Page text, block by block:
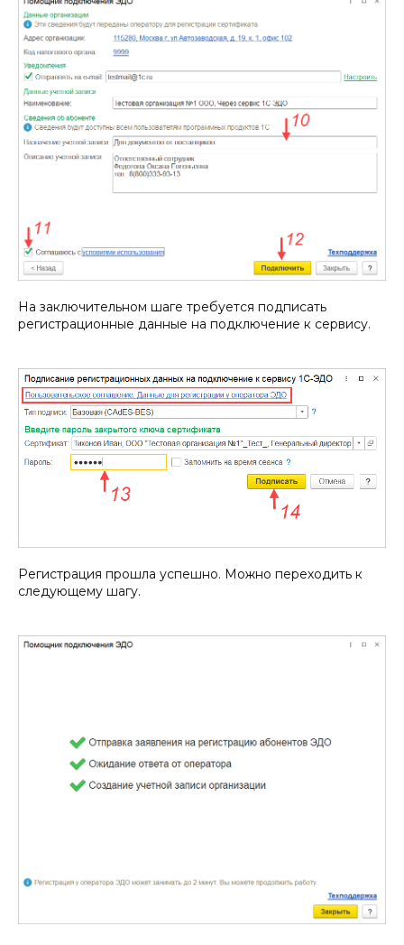
На заключительном шаге требуется подписать
регистрационные данные на подключение к сервису.
Регистрация прошла успешно. Можно переходить к
следующему шагу.